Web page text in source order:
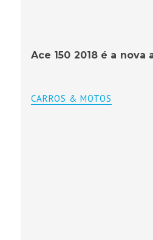
Ace 150 2018 é a nova
CARROS & MOTOS